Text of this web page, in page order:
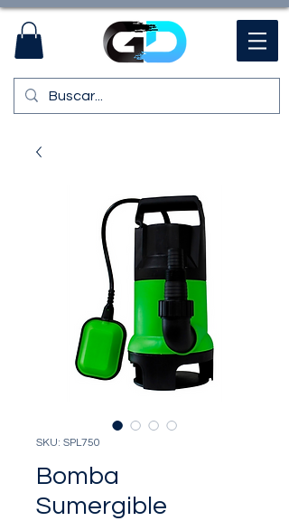
SKU: SPL750
Bomba
Sumergible